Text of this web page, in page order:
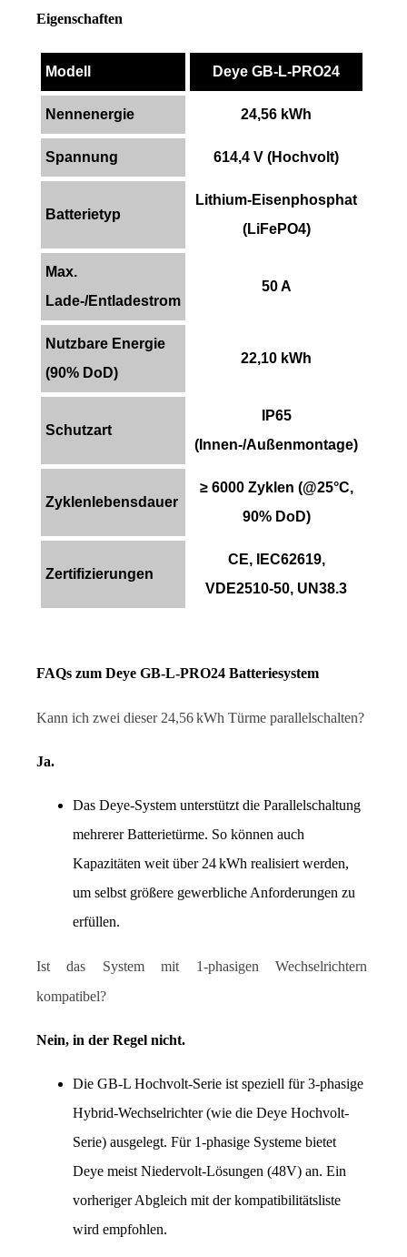
Eigenschaften
Modell Deye GB-L-PRO24
Nennenergie 24,56 kWh
Spannung 614,4 V (Hochvolt)
Batterietyp
Lithium-Eisenphosphat
(LiFePO4)
Max.
Lade-/Entladestrom
50 A
Nutzbare Energie
(90% DoD)
22,10 kWh
Schutzart
IP65
(Innen-/Außenmontage)
Zyklenlebensdauer
≥ 6000 Zyklen (@25°C,
90% DoD)
Zertifizierungen
CE, IEC62619,
VDE2510-50, UN38.3
FAQs zum Deye GB-L-PRO24 Batteriesystem
Kann ich zwei dieser 24,56 kWh Türme parallelschalten?
Ja.
Das Deye-System unterstützt die Parallelschaltung
mehrerer Batterietürme. So können auch
Kapazitäten weit über 24 kWh realisiert werden,
um selbst größere gewerbliche Anforderungen zu
erfüllen.
Ist das System mit 1-phasigen Wechselrichtern
kompatibel?
Nein, in der Regel nicht.
Die GB-L Hochvolt-Serie ist speziell für 3-phasige
Hybrid-Wechselrichter (wie die Deye Hochvolt-
Serie) ausgelegt. Für 1-phasige Systeme bietet
Deye meist Niedervolt-Lösungen (48V) an. Ein
vorheriger Abgleich mit der kompatibilitätsliste
wird empfohlen.